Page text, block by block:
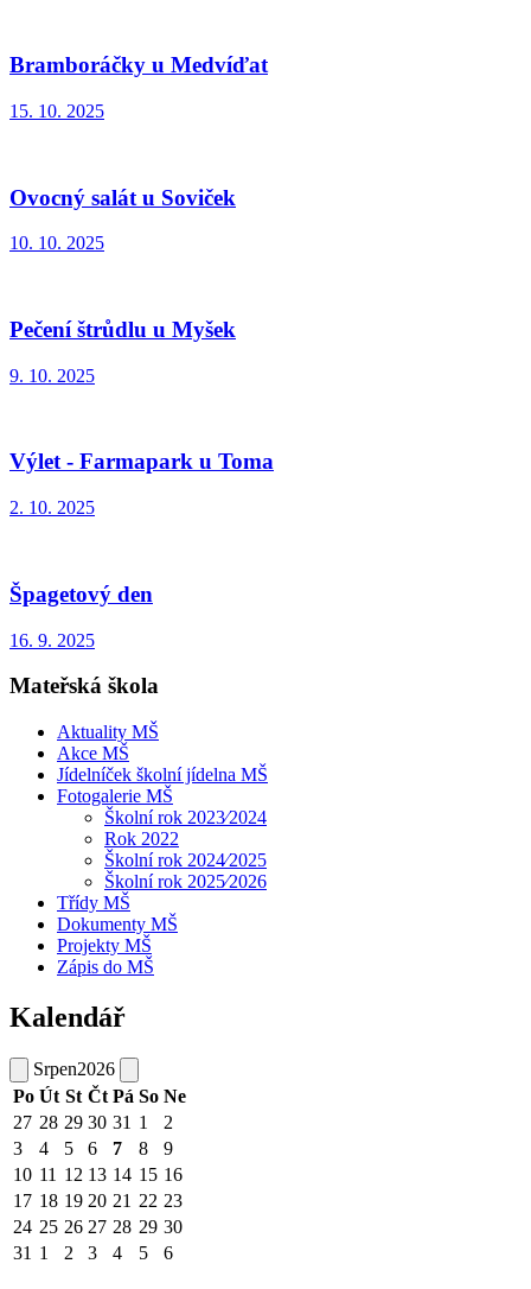
Bramboráčky u Medvíďat
15. 10. 2025
Ovocný salát u Soviček
10. 10. 2025
Pečení štrůdlu u Myšek
9. 10. 2025
Výlet - Farmapark u Toma
2. 10. 2025
Špagetový den
16. 9. 2025
Mateřská škola
Aktuality MŠ
Akce MŠ
Jídelníček školní jídelna MŠ
Fotogalerie MŠ
Školní rok 2023⁄2024
Rok 2022
Školní rok 2024⁄2025
Školní rok 2025⁄2026
Třídy MŠ
Dokumenty MŠ
Projekty MŠ
Zápis do MŠ
Kalendář
Srpen2026
Po Út St Čt Pá So Ne
27 28 29 30 31 1
2
3
4 5 6 7 8
9
10 11 12 13 14 15 16
17 18 19 20 21 22 23
24 25 26 27 28 29 30
31 1 2 3 4 5 6